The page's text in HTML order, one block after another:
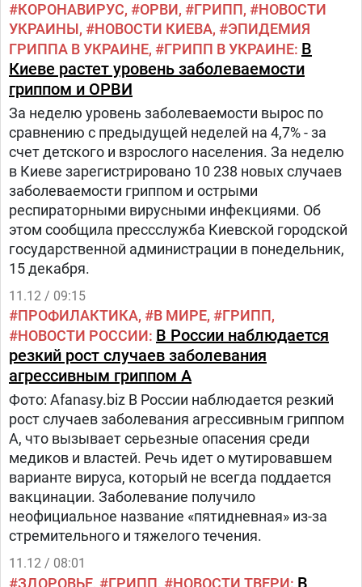
КОРОНАВИРУС ОРВИ ГРИПП
НОВОСТИ
УКРАИНЫ
НОВОСТИ КИЕВА
ЭПИДЕМИЯ
ГРИППА В УКРАИНЕ
ГРИПП В УКРАИНЕ В
Киеве растет уровень заболеваемости
гриппом и ОРВИ
За неделю уровень заболеваемости вырос по
сравнению с предыдущей неделей на 4,7% - за
счет детского и взрослого населения. За неделю
в Киеве зарегистрировано 10 238 новых случаев
заболеваемости гриппом и острыми
респираторными вирусными инфекциями. Об
этом сообщила прессслужба Киевской городской
государственной администрации в понедельник,
15 декабря.
11.12 / 09:15
ПРОФИЛАКТИКА В МИРЕ
ГРИПП
НОВОСТИ РОССИИ В России наблюдается
резкий рост случаев заболевания
агрессивным гриппом A
Фото: Afanasy.biz В России наблюдается резкий
рост случаев заболевания агрессивным гриппом
A, что вызывает серьезные опасения среди
медиков и властей. Речь идет о мутировавшем
варианте вируса, который не всегда поддается
вакцинации. Заболевание получило
неофициальное название «пятидневная» из-за
стремительного и тяжелого течения.
11.12 / 08:01
ЗДОРОВЬЕ ГРИПП НОВОСТИ ТВЕРИ В